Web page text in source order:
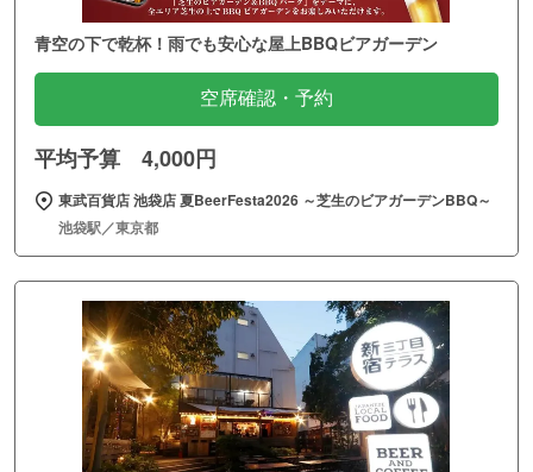
青空の下で乾杯！雨でも安心な屋上BBQビアガーデン
空席確認・予約
平均予算 4,000円
東武百貨店 池袋店 夏BeerFesta2026 ～芝生のビアガーデンBBQ～
池袋駅／東京都